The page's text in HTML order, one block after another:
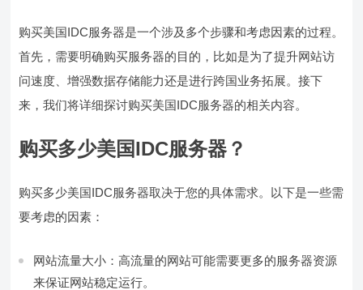
购买美国IDC服务器是一个涉及多个步骤和考虑因素的过程。
首先，需要明确购买服务器的目的，比如是为了提升网站访
问速度、增强数据存储能力还是进行跨国业务拓展。接下
来，我们将详细探讨购买美国IDC服务器的相关内容。
购买多少美国IDC服务器？
购买多少美国IDC服务器取决于您的具体需求。以下是一些需
要考虑的因素：
网站流量大小：高流量的网站可能需要更多的服务器资源
来保证网站稳定运行。